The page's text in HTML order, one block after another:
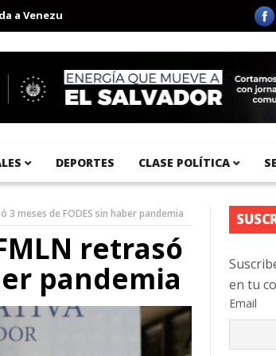
Aeropuerto Internacional del
DEPORTES CLASE POLÍTICA
meses de FODES sin haber pandemia
retrasó
pandemia
en tu
Email